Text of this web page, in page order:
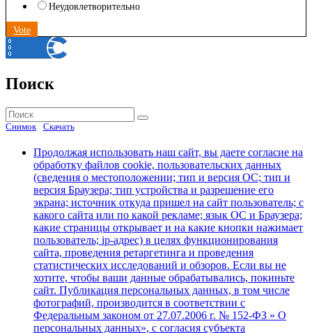
Неудовлетворительно
Vote
Поиск
Найти:
Поиск
Снимок Скачать
Продолжая использовать наш сайт, вы даете согласие на
обработку файлов cookie, пользовательских данных
(сведения о местоположении; тип и версия ОС; тип и
версия Браузера; тип устройства и разрешение его
экрана; источник откуда пришел на сайт пользователь; с
какого сайта или по какой рекламе; язык ОС и Браузера;
какие страницы открывает и на какие кнопки нажимает
пользователь; ip-адрес) в целях функционирования
сайта, проведения ретаргетинга и проведения
статистических исследований и обзоров. Если вы не
хотите, чтобы ваши данные обрабатывались, покиньте
сайт. Публикация персональных данных, в том числе
фотографий, производится в соответствии с
Федеральным законом от 27.07.2006 г. № 152-ФЗ » О
персональных данных», с согласия субъекта